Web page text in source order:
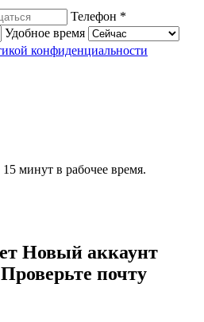
Телефон *
Удобное время
конфиденциальности
минут в рабочее время.
Новый аккаунт
Проверьте почту